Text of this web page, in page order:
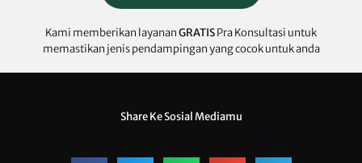
Kami memberikan layananGRATISPra Konsultasi untuk
memastikan jenis pendampingan yang cocok untuk anda
Share Ke Sosial Mediamu